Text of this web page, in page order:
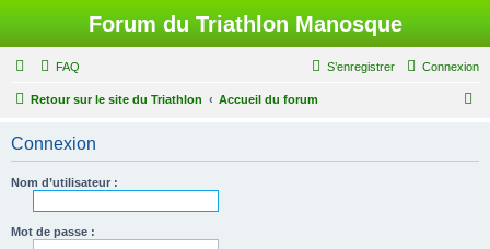
Forum du Triathlon Manosque
FAQ Connexion
S’enregistrer
Retour sur le site du Triathlon Accueil du forum
Connexion
Nom d’utilisateur :
Mot de passe :